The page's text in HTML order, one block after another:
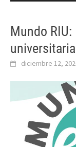
Mundo
diciembre 12,